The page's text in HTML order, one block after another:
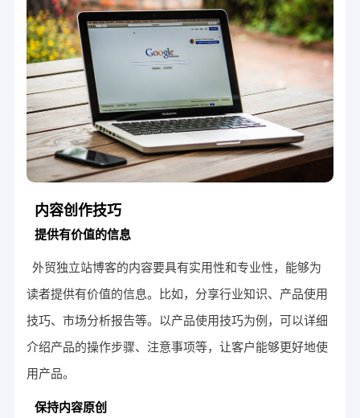
内容创作技巧
提供有价值的信息
外贸独立站博客的内容要具有实用性和专业性，能够为
读者提供有价值的信息。比如，分享行业知识、产品使用
技巧、市场分析报告等。以产品使用技巧为例，可以详细
介绍产品的操作步骤、注意事项等，让客户能够更好地使
用产品。
保持内容原创